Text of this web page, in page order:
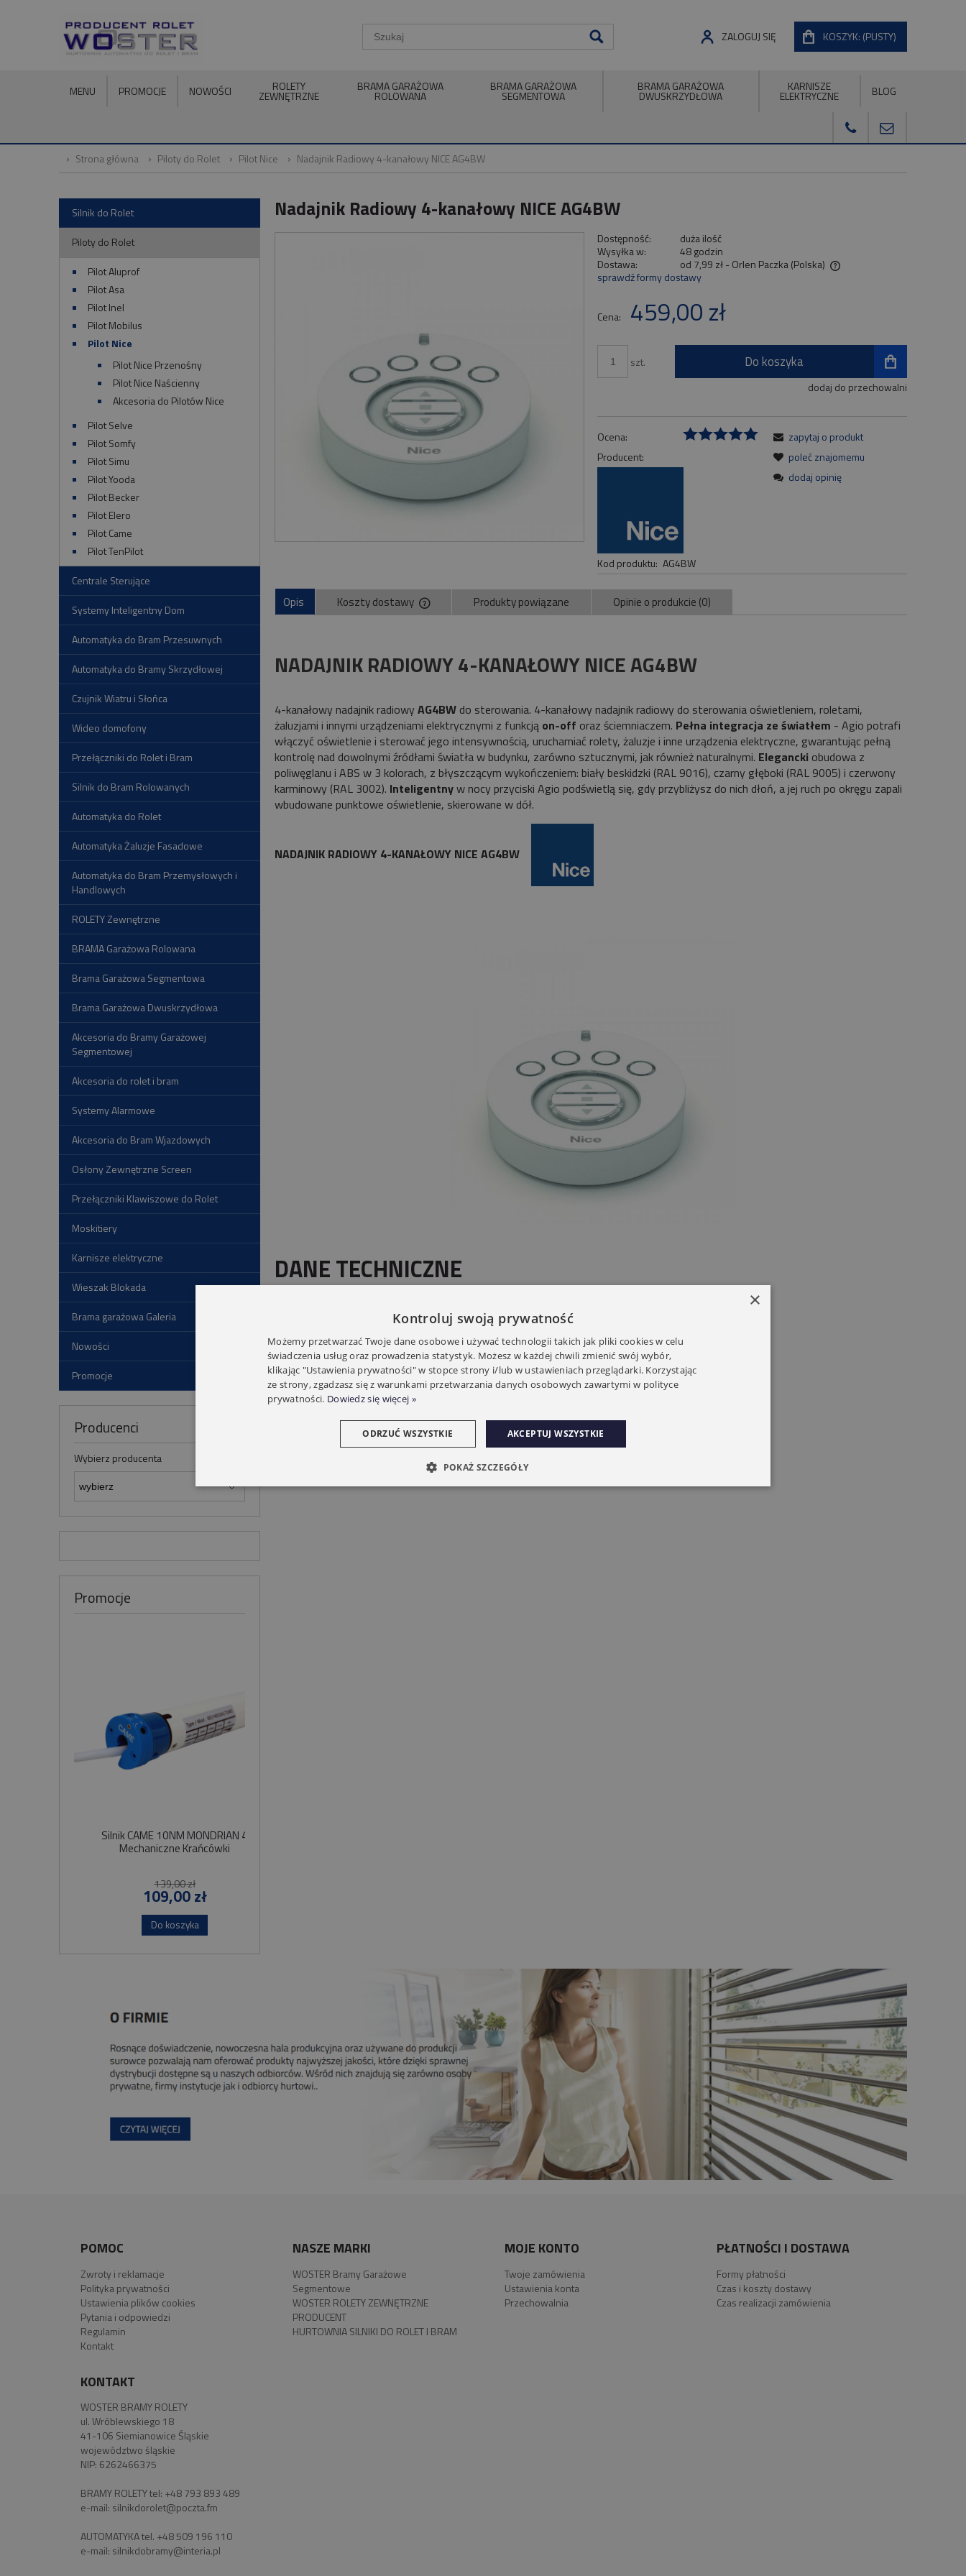
KOSZYK: (PUSTY)
ZALOGUJ SIĘ
MENU PROMOCJE NOWOŚCI ROLETY
ZEWNĘTRZNE
BRAMA GARAŻOWA
ROLOWANA
BRAMA GARAŻOWA
SEGMENTOWA
BRAMA GARAŻOWA
DWUSKRZYDŁOWA
KARNISZE
ELEKTRYCZNE BLOG
Strona główna Piloty do Rolet Pilot Nice Nadajnik Radiowy 4-kanałowy NICE AG4BW
Silnik do Rolet
Piloty do Rolet
Pilot Aluprof
Pilot Asa
Pilot Inel
Pilot Mobilus
Pilot Nice
Pilot Nice Przenośny
Pilot Nice Naścienny
Akcesoria do Pilotów Nice
Pilot Selve
Pilot Somfy
Pilot Simu
Pilot Yooda
Pilot Becker
Pilot Elero
Pilot Came
Pilot TenPilot
Centrale Sterujące
Systemy Inteligentny Dom
Automatyka do Bram Przesuwnych
Automatyka do Bramy Skrzydłowej
Czujnik Wiatru i Słońca
Wideo domofony
Przełączniki do Rolet i Bram
Silnik do Bram Rolowanych
Automatyka do Rolet
Automatyka Żaluzje Fasadowe
Automatyka do Bram Przemysłowych i
Handlowych
ROLETY Zewnętrzne
BRAMA Garażowa Rolowana
Brama Garażowa Segmentowa
Brama Garażowa Dwuskrzydłowa
Akcesoria do Bramy Garażowej
Segmentowej
Akcesoria do rolet i bram
Systemy Alarmowe
Akcesoria do Bram Wjazdowych
Osłony Zewnętrzne Screen
Przełączniki Klawiszowe do Rolet
Moskitiery
Karnisze elektryczne
Wieszak Blokada
Brama garażowa Galeria
Nowości
Promocje
Producenci
Wybierz producenta
Promocje
Silnik CAME 10NM MONDRIAN 4
Mechaniczne Krańcówki
139,00 zł
109,00 zł
Do koszyka
Nadajnik Radiowy 4-kanałowy NICE AG4BW
Dostępność:
duża ilość
Wysyłka w:
48 godzin
Dostawa:
od 7,99 zł- Orlen Paczka(Polska)
płatności
sprawdź formy dostawy
Cena: 459,00 zł
szt. Do koszyka
dodaj do przechowalni
Ocena:
Producent:
Kod produktu: AG4BW
zapytaj o produkt
poleć znajomemu
dodaj opinię
Opis Koszty dostawy Produkty powiązane Opinie o produkcie (0)
NADAJNIK RADIOWY 4-KANAŁOWY NICE AG4BW
4-kanałowy nadajnik radiowy AG4BW do sterowania. 4-kanałowy nadajnik radiowy do sterowania oświetleniem, roletami,
żaluzjami i innymi urządzeniami elektrycznymi z funkcją on-off oraz ściemniaczem. Pełna integracja ze światłem - Agio potrafi
włączyć oświetlenie i sterować jego intensywnością, uruchamiać rolety, żaluzje i inne urządzenia elektryczne, gwarantując pełną
kontrolę nad dowolnymi źródłami światła w budynku, zarówno sztucznymi, jak również naturalnymi. Elegancki obudowa z
poliwęglanu i ABS w 3 kolorach, z błyszczącym wykończeniem: biały beskidzki (RAL 9016), czarny głęboki (RAL 9005) i czerwony
karminowy (RAL 3002). Inteligentnyw nocy przyciski Agio podświetlą się, gdy przybliżysz do nich dłoń, a jej ruch po okręgu zapali
wbudowane punktowe oświetlenie, skierowane w dół.
NADAJNIK RADIOWY 4-KANAŁOWY NICE AG4BW
DANE TECHNICZNE
Zasilanie:
230/15-36
Częstotliwość:
433.92 MHz
Temperatura pracy:
-20 do +50°C
min/max
88x97x26
POMOC
Zwroty i reklamacje
Polityka prywatności
Ustawienia plików cookies
Pytania i odpowiedzi
Regulamin
Kontakt
NASZE MARKI
WOSTER Bramy Garażowe
Segmentowe
WOSTER ROLETY ZEWNĘTRZNE
PRODUCENT
HURTOWNIA SILNIKI DO ROLET I BRAM
MOJE KONTO
Twoje zamówienia
Ustawienia konta
Przechowalnia
PŁATNOŚCI I DOSTAWA
Formy płatności
Czas i koszty dostawy
Czas realizacji zamówienia
KONTAKT
WOSTER BRAMY ROLETY
ul. Wróblewskiego 18
41-106 Siemianowice Śląskie
województwo śląskie
NIP: 6262466375
BRAMY ROLETY tel: +48 793 893 489
e-mail: silnikdorolet@poczta.fm
AUTOMATYKA tel. +48 509 196 110
e-mail: silnikdobramy@interia.pl
×
Kontroluj swoją prywatność
Możemy przetwarzać Twoje dane osobowe i używać technologii takich jak pliki cookies w celu
świadczenia usług oraz prowadzenia statystyk. Możesz w każdej chwili zmienić swój wybór,
klikając "Ustawienia prywatności" w stopce strony i/lub w ustawieniach przeglądarki. Korzystając
ze strony, zgadzasz się z warunkami przetwarzania danych osobowych zawartymi w polityce
prywatności. Dowiedz się więcej »
AKCEPTUJ WSZYSTKIE
ODRZUĆ WSZYSTKIE
POKAŻ SZCZEGÓŁY